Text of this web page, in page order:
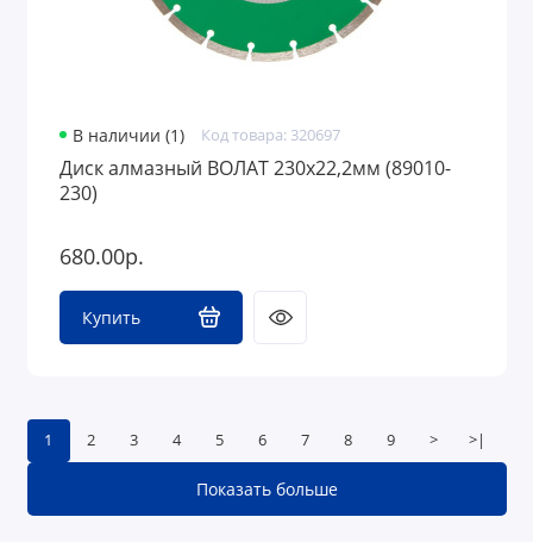
В наличии (1) Код товара: 320697
Диск алмазный ВОЛАТ 230х22,2мм (89010-
230)
680.00р.
Купить
1 2 3 4 5 6 7 8 9 > >|
Показать больше